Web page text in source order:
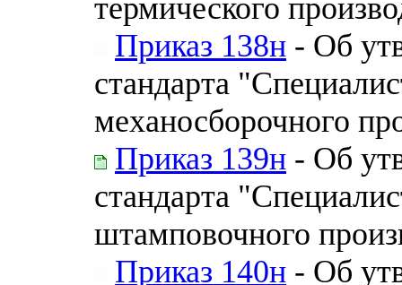
термического
Приказ 138н - Об
стандарта
механосборочного
Приказ 139н - Об
стандарта
штамповочного
Приказ 140н - Об